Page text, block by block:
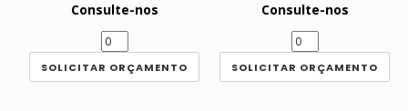
Consulte-nos
SOLICITAR ORÇAMENTO
Consulte-nos
SOLICITAR ORÇAMENTO